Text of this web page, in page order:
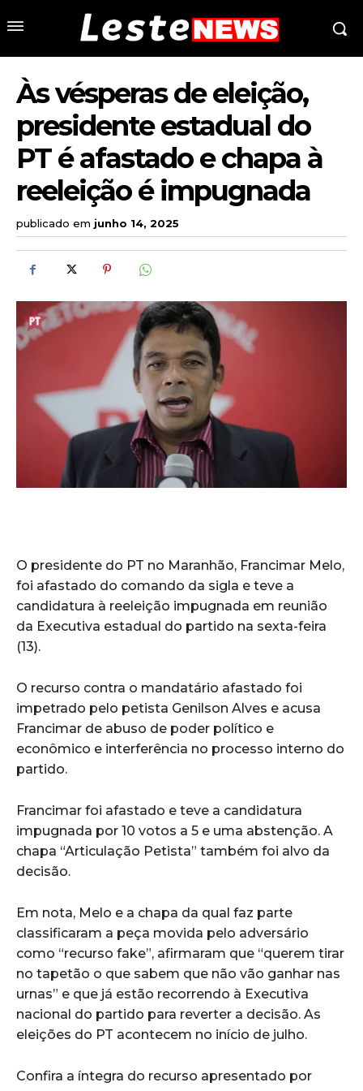
Às vésperas de eleição,
presidente estadual do
PT é afastado e chapa à
reeleição é impugnada
publicado em junho 14, 2025
O presidente do PT no Maranhão, Francimar Melo,
foi afastado do comando da sigla e teve a
candidatura à reeleição impugnada em reunião
da Executiva estadual do partido na sexta-feira
(13).
O recurso contra o mandatário afastado foi
impetrado pelo petista Genilson Alves e acusa
Francimar de abuso de poder político e
econômico e interferência no processo interno do
partido.
Francimar foi afastado e teve a candidatura
impugnada por 10 votos a 5 e uma abstenção. A
chapa “Articulação Petista” também foi alvo da
decisão.
Em nota, Melo e a chapa da qual faz parte
classificaram a peça movida pelo adversário
como “recurso fake”, afirmaram que “querem tirar
no tapetão o que sabem que não vão ganhar nas
urnas” e que já estão recorrendo à Executiva
nacional do partido para reverter a decisão. As
eleições do PT acontecem no início de julho.
Confira a íntegra do recurso apresentado por